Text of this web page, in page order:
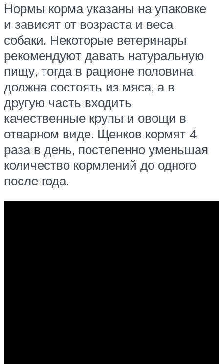
Нормы корма указаны на упаковке
и зависят от возраста и веса
собаки. Некоторые ветеринары
рекомендуют давать натуральную
пищу, тогда в рационе половина
должна состоять из мяса, а в
другую часть входить
качественные крупы и овощи в
отварном виде. Щенков кормят 4
раза в день, постепенно уменьшая
количество кормлений до одного
после года.